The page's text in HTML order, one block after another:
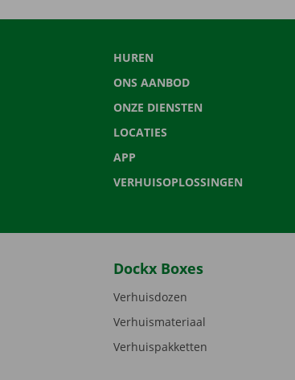
HUREN
ONS AANBOD
ONZE DIENSTEN
LOCATIES
APP
VERHUISOPLOSSINGEN
Dockx Boxes
Verhuisdozen
Verhuismateriaal
Verhuispakketten